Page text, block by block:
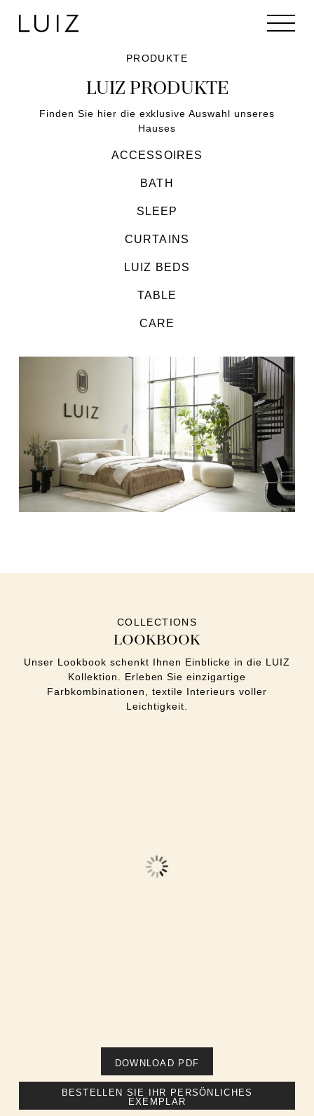
PRODUKTE
LUIZ PRODUKTE
Finden Sie hier die exklusive Auswahl unseres
Hauses
ACCESSOIRES
BATH
SLEEP
CURTAINS
LUIZ BEDS
TABLE
CARE
COLLECTIONS
LOOKBOOK
Unser Lookbook schenkt Ihnen Einblicke in die LUIZ
Kollektion. Erleben Sie einzigartige
Farbkombinationen, textile Interieurs voller
Leichtigkeit.
DOWNLOAD PDF
BESTELLEN SIE IHR PERSÖNLICHES
EXEMPLAR